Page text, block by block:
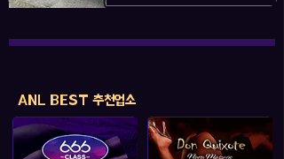
ANL BEST 추천업소